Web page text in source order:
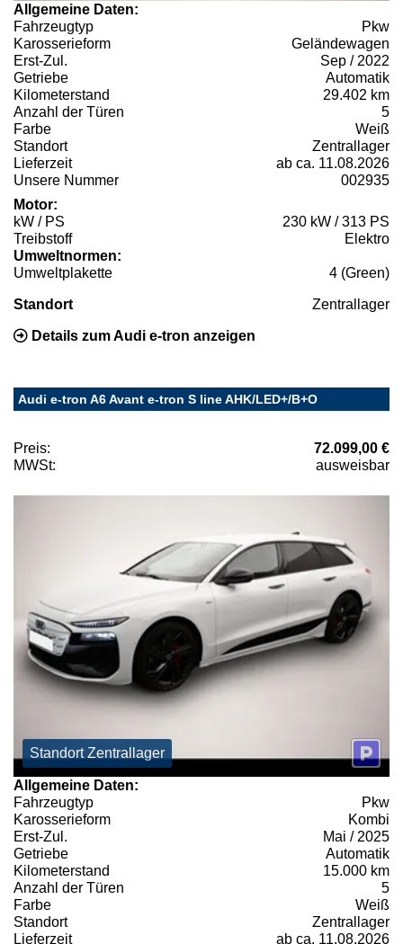
Allgemeine Daten:
Fahrzeugtyp
Pkw
Karosserieform
Geländewagen
Erst-Zul.
Sep / 2022
Getriebe
Automatik
Kilometerstand
29.402 km
Anzahl der Türen
5
Farbe
Weiß
Standort
Zentrallager
Lieferzeit
ab ca. 11.08.2026
Unsere Nummer
002935
Motor:
kW / PS
230 kW / 313 PS
Treibstoff
Elektro
Umweltnormen:
Umweltplakette
4 (Green)
Standort Zentrallager
Details zum Audi e-tron anzeigen
Audi e-tron A6 Avant e-tron S line AHK/LED+/B+O
Preis:
72.099,00 €
MWSt:
ausweisbar
Standort Zentrallager
Allgemeine Daten:
Fahrzeugtyp
Pkw
Karosserieform
Kombi
Erst-Zul.
Mai / 2025
Getriebe
Automatik
Kilometerstand
15.000 km
Anzahl der Türen
5
Farbe
Weiß
Standort
Zentrallager
Lieferzeit
ab ca. 11.08.2026